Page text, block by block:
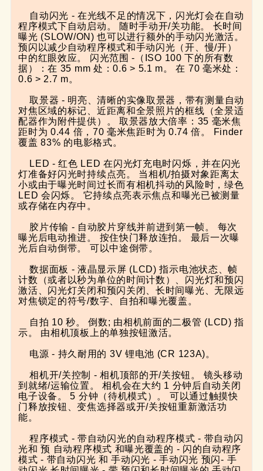
程序模式下自动启动。 随时手动开/关功能。 长时间
曝光 (SLOW/ON) 也可以进行额外的手动闪光激活。
预闪以减少自动程序模式和手动闪光（开、慢/开）
中的红眼效应。 闪光范围 -（ISO 100 下的所有数
据）：在 35 mm 处：0.6 > 5.1 m。 在 70 毫米处：
0.6 > 2.7 m。
    取景器 - 明亮、清晰的实像取景器，带有测量自动
对焦区域的标记、近距离和全景照片的框线（全景适
配器作为附件提供）。 取景器放大倍率：35 毫米焦
距时为 0.44 倍，70 毫米焦距时为 0.74 倍。 Finder
覆盖 83% 的电影格式。
灯准备好闪光时持续点亮。 当相机/拍摄对象距离太
小或由于曝光时间过长而有相机抖动的风险时，绿色
LED 会闪烁。 它持续点亮表示焦点和曝光已被测量
或存储在内存中。
曝光后电动推进。 按住快门释放连拍。 最后一次曝
光后自动倒带。 可以中途倒带。
    数据面板 - 液晶显示屏 (LCD) 指示电池状态、帧
计数（或者以秒为单位的时间计数）、闪光灯和预闪
激活、闪光灯关闭和预闪关闭、长时间曝光、无限远
对焦锁定的符号/数字、自拍和曝光覆盖。
示。 由相机顶板上的单独按钮激活。
    相机开/关控制 - 相机顶部的开/关按钮。 镜头移动
到就绪/运输位置。 相机会在大约 1 分钟后自动关闭
电子设备。 5 分钟（待机模式）。 可以通过触摸快
门释放按钮、变焦选择器或开/关按钮重新激活功
能。
    程序模式 - 带自动闪光的自动程序模式 - 带自动闪
光和 预 自动程序模式 和曝光覆盖的 - 闪的自动程序
模式 - 带自动闪光 和 手动闪光 - 手动闪光 预闪- 手